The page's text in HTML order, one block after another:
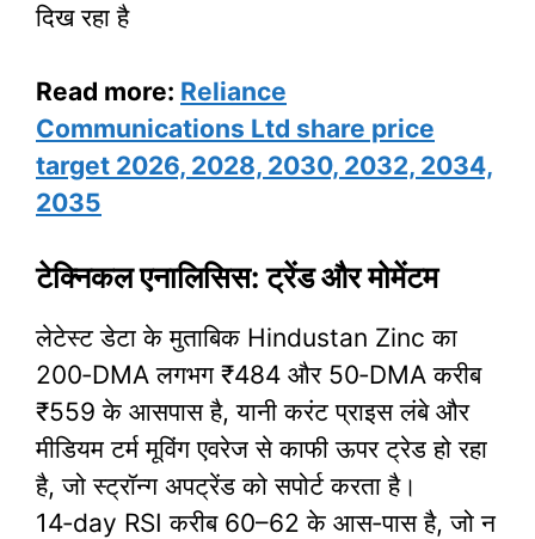
दिख रहा है
Read more: Reliance
Communications Ltd share price
target 2026, 2028, 2030, 2032, 2034,
2035
टेक्निकल एनालिसिस: ट्रेंड और मोमेंटम
लेटेस्ट डेटा के मुताबिक Hindustan Zinc का
200‑DMA लगभग ₹484 और 50‑DMA करीब
₹559 के आसपास है, यानी करंट प्राइस लंबे और
मीडियम टर्म मूविंग एवरेज से काफी ऊपर ट्रेड हो रहा
है, जो स्ट्रॉन्ग अपट्रेंड को सपोर्ट करता है।
14‑day RSI करीब 60–62 के आस‑पास है, जो न